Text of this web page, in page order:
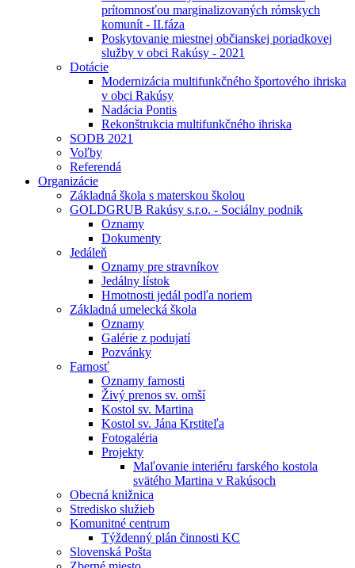
prítomnosťou marginalizovaných rómskych
komunít - II.fáza
Poskytovanie miestnej občianskej poriadkovej
služby v obci Rakúsy - 2021
Dotácie
Modernizácia multifunkčného športového ihriska
v obci Rakúsy
Nadácia Pontis
Rekonštrukcia multifunkčného ihriska
SODB 2021
Voľby
Referendá
Organizácie
Základná škola s materskou školou
GOLDGRUB Rakúsy s.r.o. - Sociálny podnik
Oznamy
Dokumenty
Jedáleň
Oznamy pre stravníkov
Jedálny lístok
Hmotnosti jedál podľa noriem
Základná umelecká škola
Oznamy
Galérie z podujatí
Pozvánky
Farnosť
Oznamy farnosti
Živý prenos sv. omší
Kostol sv. Martina
Kostol sv. Jána Krstiteľa
Fotogaléria
Projekty
Maľovanie interiéru farského kostola
svätého Martina v Rakúsoch
Obecná knižnica
Stredisko služieb
Komunitné centrum
Týždenný plán činnosti KC
Slovenská Pošta